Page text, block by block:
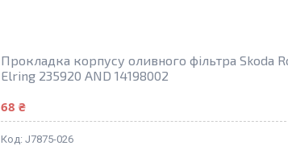
Прокладка корпусу оливного фільтра Skoda
Elring 235920 AND 14198002
68 ₴
J7875-026